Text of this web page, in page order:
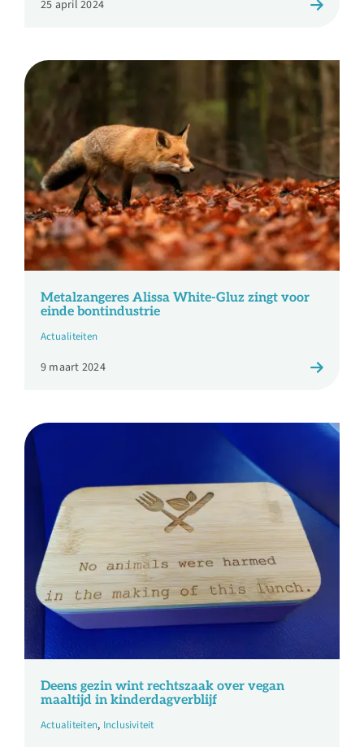
25 april 2024
Metalzangeres Alissa White-Gluz zingt voor
einde bontindustrie
Actualiteiten
9 maart 2024
Deens gezin wint rechtszaak over vegan
maaltijd in kinderdagverblijf
Actualiteiten, Inclusiviteit